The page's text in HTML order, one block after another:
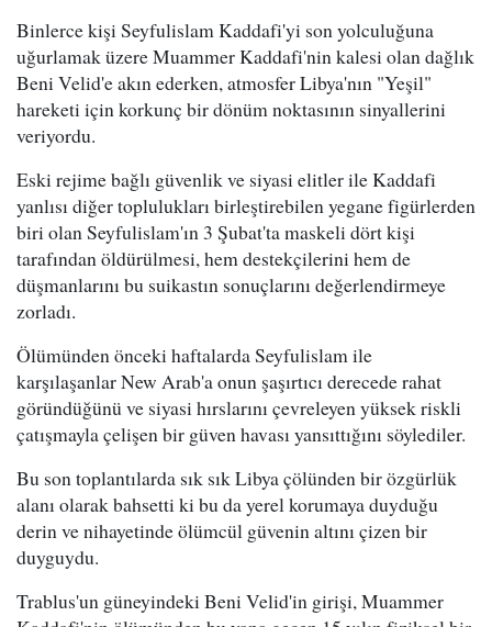
Binlerce kişi Seyfulislam Kaddafi'yi son yolculuğuna
uğurlamak üzere Muammer Kaddafi'nin kalesi olan dağlık
Beni Velid'e akın ederken, atmosfer Libya'nın "Yeşil"
hareketi için korkunç bir dönüm noktasının sinyallerini
veriyordu.
Eski rejime bağlı güvenlik ve siyasi elitler ile Kaddafi
yanlısı diğer toplulukları birleştirebilen yegane figürlerden
biri olan Seyfulislam'ın 3 Şubat'ta maskeli dört kişi
tarafından öldürülmesi, hem destekçilerini hem de
düşmanlarını bu suikastın sonuçlarını değerlendirmeye
zorladı.
Ölümünden önceki haftalarda Seyfulislam ile
karşılaşanlar New Arab'a onun şaşırtıcı derecede rahat
göründüğünü ve siyasi hırslarını çevreleyen yüksek riskli
çatışmayla çelişen bir güven havası yansıttığını söylediler.
Bu son toplantılarda sık sık Libya çölünden bir özgürlük
alanı olarak bahsetti ki bu da yerel korumaya duyduğu
derin ve nihayetinde ölümcül güvenin altını çizen bir
duyguydu.
Trablus'un güneyindeki Beni Velid'in girişi, Muammer